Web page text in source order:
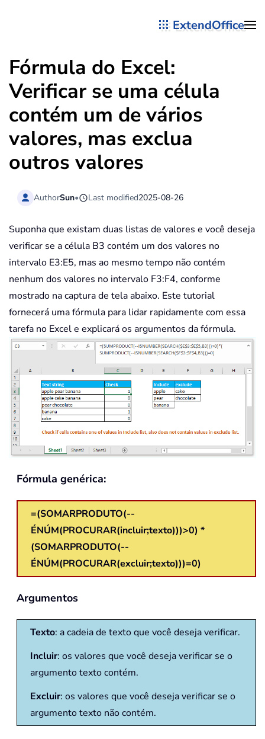
ExtendOffice
Fórmula do Excel:
Verificar se uma célula
contém um de vários
valores, mas exclua
outros valores
AuthorSun• Last modified2025-08-26
Suponha que existam duas listas de valores e você deseja
verificar se a célula B3 contém um dos valores no
intervalo E3:E5, mas ao mesmo tempo não contém
nenhum dos valores no intervalo F3:F4, conforme
mostrado na captura de tela abaixo. Este tutorial
fornecerá uma fórmula para lidar rapidamente com essa
tarefa no Excel e explicará os argumentos da fórmula.
Fórmula genérica:
=(SOMARPRODUTO(--
ÉNÚM(PROCURAR(incluir;texto)))>0) *
(SOMARPRODUTO(--
ÉNÚM(PROCURAR(excluir;texto)))=0)
Argumentos
Texto: a cadeia de texto que você deseja verificar.
Incluir: os valores que você deseja verificar se o
argumento texto contém.
Excluir: os valores que você deseja verificar se o
argumento texto não contém.